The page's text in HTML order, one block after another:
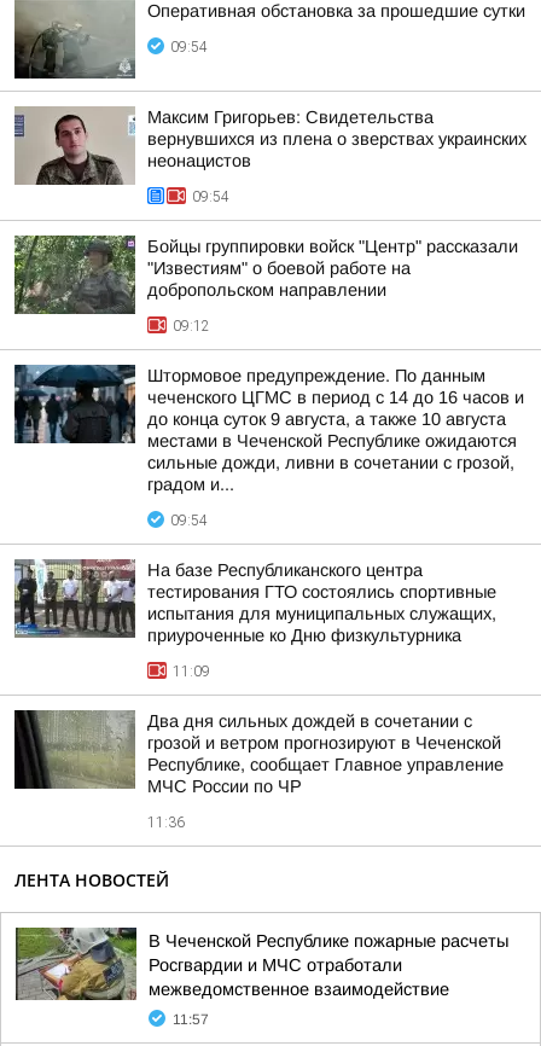
Оперативная обстановка за прошедшие сутки
09:54
Максим Григорьев: Свидетельства
вернувшихся из плена о зверствах украинских
неонацистов
09:54
Бойцы группировки войск "Центр" рассказали
"Известиям" о боевой работе на
добропольском направлении
09:12
Штормовое предупреждение. По данным
чеченского ЦГМС в период с 14 до 16 часов и
до конца суток 9 августа, а также 10 августа
местами в Чеченской Республике ожидаются
сильные дожди, ливни в сочетании с грозой,
градом и...
09:54
На базе Республиканского центра
тестирования ГТО состоялись спортивные
испытания для муниципальных служащих,
приуроченные ко Дню физкультурника
11:09
Два дня сильных дождей в сочетании с
грозой и ветром прогнозируют в Чеченской
Республике, сообщает Главное управление
МЧС России по ЧР
11:36
ЛЕНТА НОВОСТЕЙ
В Чеченской Республике пожарные расчеты
Росгвардии и МЧС отработали
межведомственное взаимодействие
11:57